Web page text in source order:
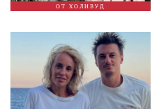
ОТ ХОЛИВУД